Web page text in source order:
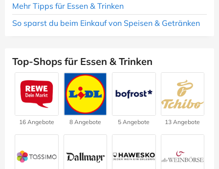
Mehr Tipps für Essen & Trinken
So sparst du beim Einkauf von Speisen & Getränken
Top-Shops für Essen & Trinken
16 Angebote 8 Angebote 5 Angebote 13 Angebote